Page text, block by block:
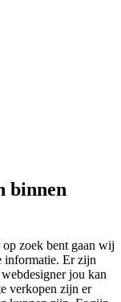
binnen
zoek bent gaan wij
informatie. Er zijn
jou kan
verkopen zijn er